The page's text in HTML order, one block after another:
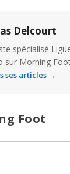
Delcourt
spécialisé
sur Morning
ses articles →
Foot